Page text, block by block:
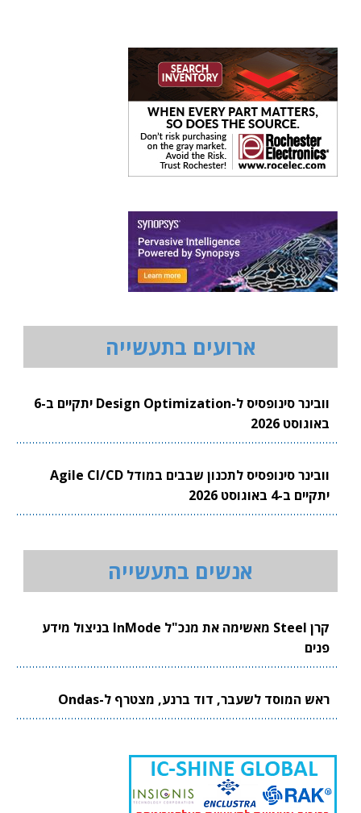
ארועים בתעשייה
וובינר סינופסיס ל-Design Optimization יתקיים ב-6
באוגוסט 2026
וובינר סינופסיס לתכנון שבבים במודל Agile CI/CD
יתקיים ב-4 באוגוסט 2026
אנשים בתעשייה
קרן Steel מאשימה את מנכ"ל InMode בניצול מידע
פנים
ראש המוסד לשעבר, דוד ברנע, מצטרף ל-Ondas